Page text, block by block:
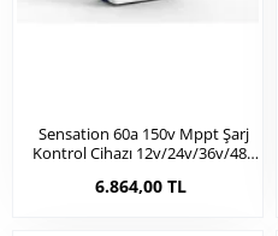
Sensation 60a 150v Mppt Şarj
Kontrol Cihazı 12v/24v/36v/48v
6.864,00 TL